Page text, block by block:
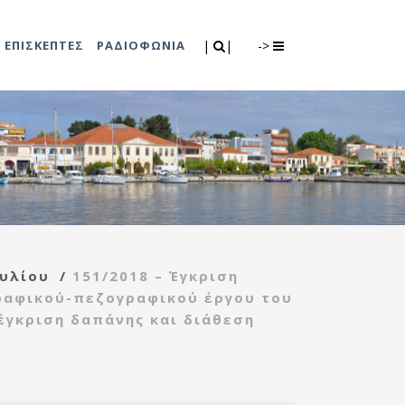
| | ->
Τμήμα Πρόνοιας
Κέντρο
γυναικών
Κέντρο ανοιχτής
προστασίας
εκδηλώσεις
ΕΠΙΣΚΕΠΤΕΣ ΡΑΔΙΟΦΩΝΙΑ
/ 151/2018 – Έγκριση
πεζογραφικού έργου του
δαπάνης και διάθεση